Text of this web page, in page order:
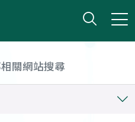
打開
小版
關網站搜尋